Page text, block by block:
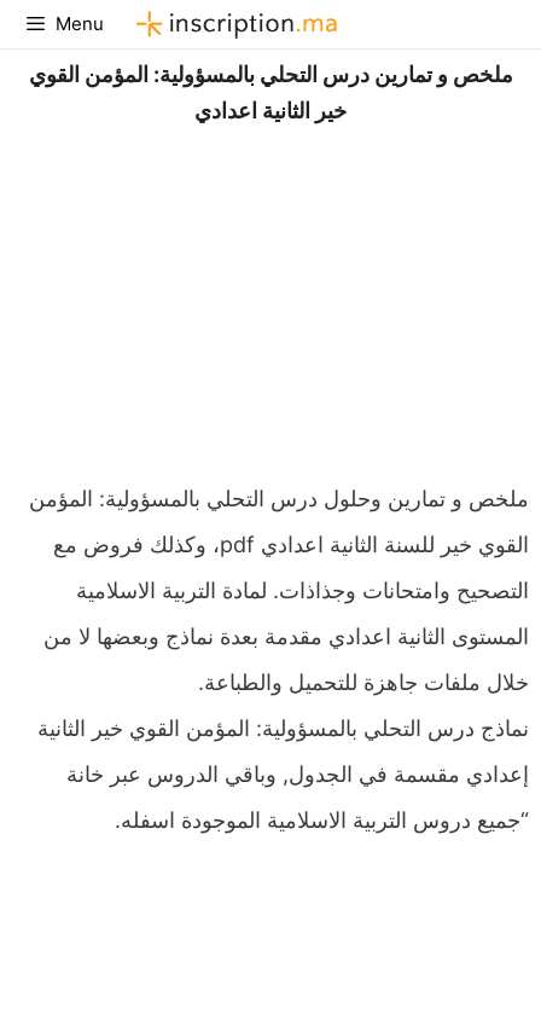
Aller
au
contenu
Menu
ملخص و تمارين درس التحلي بالمسؤولية: المؤمن القوي
خير الثانية اعدادي
ملخص و تمارين وحلول درس التحلي بالمسؤولية: المؤمن
القوي خير للسنة الثانية اعدادي pdf، وكذلك فروض مع
التصحيح وامتحانات وجذاذات. لمادة التربية الاسلامية
المستوى الثانية اعدادي مقدمة بعدة نماذج وبعضها لا من
خلال ملفات جاهزة للتحميل والطباعة.
نماذج درس التحلي بالمسؤولية: المؤمن القوي خير الثانية
إعدادي مقسمة في الجدول, وباقي الدروس عبر خانة
“جميع دروس التربية الاسلامية الموجودة اسفله.